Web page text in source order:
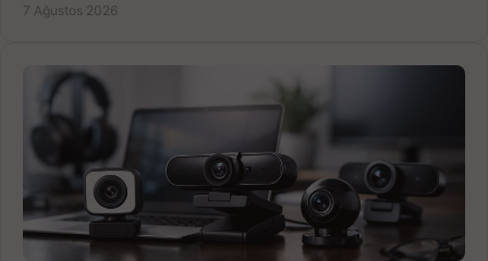
7 Ağustos 2026